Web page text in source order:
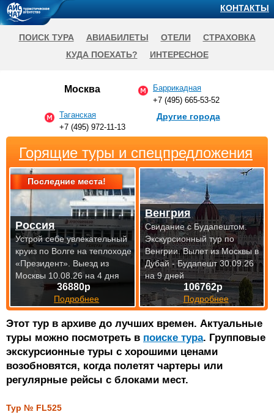
Этот тур в архиве до лучших времен. Актуальные
туры можно посмотреть в поиске тура. Групповые
экскурсионные туры с хорошими ценами
возобновятся, когда полетят чартеры или
регулярные рейсы с блоками мест.
Тур № FL525
Горящие туры и спецпредложения
Последние места!
36880р
Подробнее
Россия
Устрой себе увлекательный
круиз по Волге на теплоходе
«Президент». Выезд из
Москвы 10.08.26 на 4 дня
106762р
Подробнее
Венгрия
Свидание с Будапештом.
Экскурсионный тур по
Венгрии.Вылет из Москвы в
Дубай - Будапешт 30.09.26
на 9 дней
Москва
Баррикадная
+7 (495) 665-53-52
Таганская
+7 (495) 972-11-13
Другие города
КОНТАКТЫ
ПОИСК ТУРА АВИАБИЛЕТЫ ОТЕЛИ
СТРАХОВКА
КУДА ПОЕХАТЬ?
ИНТЕРЕСНОЕ